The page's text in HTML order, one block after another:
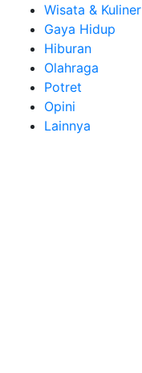
Wisata & Kuliner
Gaya Hidup
Hiburan
Olahraga
Potret
Opini
Lainnya